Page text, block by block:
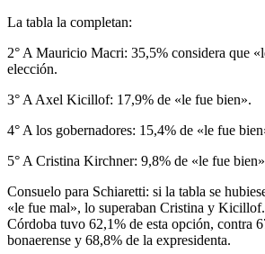
La tabla la completan:
2° A Mauricio Macri: 35,5% considera que
elección.
3° A Axel Kicillof: 17,9% de «le fue bien».
4° A los gobernadores: 15,4% de «le fue
5° A Cristina Kirchner: 9,8% de «le fue
Consuelo para Schiaretti: si la tabla se
«le fue mal», lo superaban Cristina y
Córdoba tuvo 62,1% de esta opción, contra
bonaerense y 68,8% de la expresidenta.